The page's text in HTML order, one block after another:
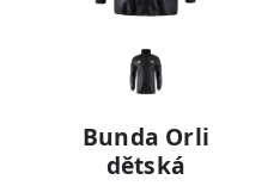
Bunda Orli
dětská